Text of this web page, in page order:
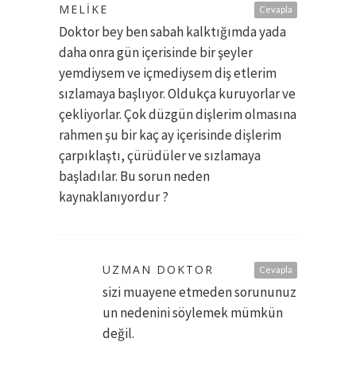
Cevapla
MELIKE
Doktor bey ben sabah kalktığımda yada
daha onra gün içerisinde bir şeyler
yemdiysem ve içmediysem diş etlerim
sızlamaya başlıyor. Oldukça kuruyorlar ve
çekliyorlar. Çok düzgün dişlerim olmasına
rahmen şu bir kaç ay içerisinde dişlerim
çarpıklaştı, çürüdüler ve sızlamaya
başladılar. Bu sorun neden
kaynaklanıyordur ?
Cevapla
UZMAN DOKTOR
sizi muayene etmeden sorununuz
un nedenini söylemek mümkün
değil.